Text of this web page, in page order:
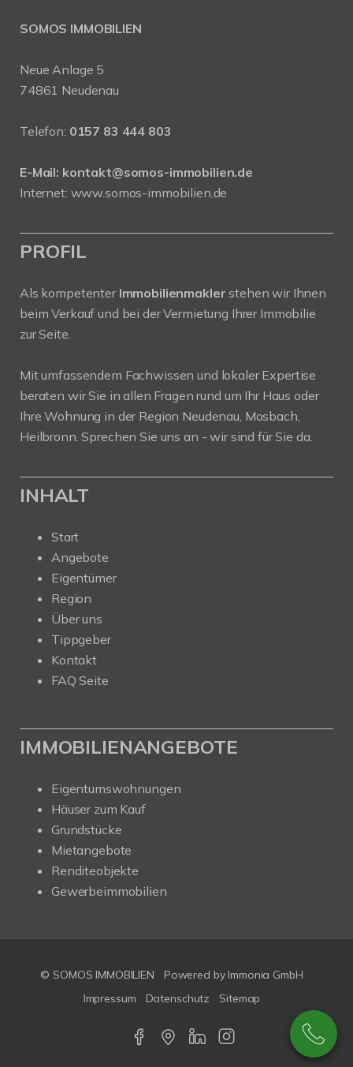
SOMOS IMMOBILIEN
Neue Anlage 5
74861 Neudenau
Telefon: 0157 83 444 803
E-Mail: kontakt@somos-immobilien.de
Internet: www.somos-immobilien.de
PROFIL
Als kompetenter Immobilienmaklerstehen wir Ihnen
beim Verkauf und bei der Vermietung Ihrer Immobilie
zur Seite.
Mit umfassendem Fachwissen und lokaler Expertise
beraten wir Sie in allen Fragen rund um Ihr Haus oder
Ihre Wohnung in der Region Neudenau, Mosbach,
Heilbronn. Sprechen Sie uns an - wir sind für Sie da.
INHALT
Start
Angebote
Eigentümer
Region
Über uns
Tippgeber
Kontakt
FAQ Seite
IMMOBILIENANGEBOTE
Eigentumswohnungen
Häuser zum Kauf
Grundstücke
Mietangebote
Renditeobjekte
Gewerbeimmobilien
© SOMOS IMMOBILIEN
Powered by Immonia GmbH
Impressum
Datenschutz Sitemap